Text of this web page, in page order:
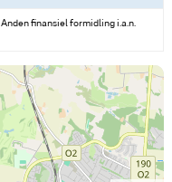
Anden finansiel formidling i.a.n.